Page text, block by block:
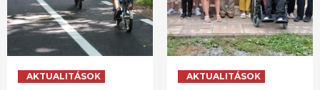
AKTUALITÁSOK
AKTUALITÁSOK